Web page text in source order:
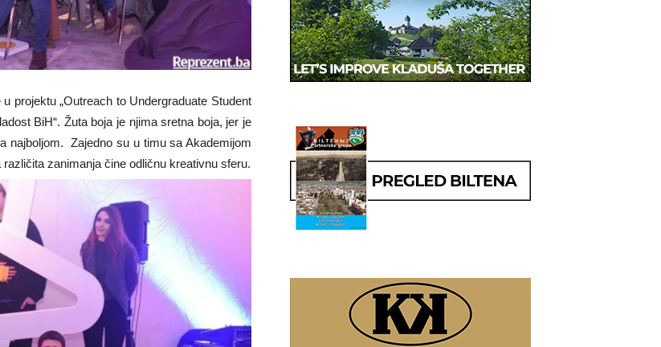
projektu „Outreach to Undergraduate Student
BiH“. Žuta boja je njima sretna boja, jer je
najboljom. Zajedno su u timu sa Akademijom
zanimanja čine odličnu kreativnu sferu.